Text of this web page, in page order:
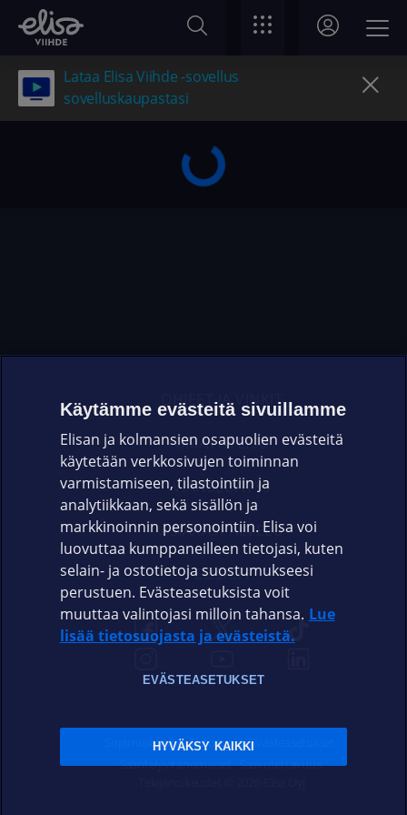
Lataa Elisa Viihde -sovellus
sovelluskaupastasi
OHJEET JA VINKIT
OMAYHTEISÖ
VIANSELVITYS
ASIAKASPALVELU
ELISA.FI
Sopimusehdot Tietosuoja Evästeasetukset
Sääntelyviranomaiset Saavutettavuus
Käytämme evästeitä sivuillamme
Elisan ja kolmansien osapuolien evästeitä
käytetään verkkosivujen toiminnan
varmistamiseen, tilastointiin ja
analytiikkaan, sekä sisällön ja
markkinoinnin personointiin. Elisa voi
luovuttaa kumppaneilleen tietojasi, kuten
selain- ja ostotietoja suostumukseesi
perustuen. Evästeasetuksista voit
muuttaa valintojasi milloin tahansa. Lue
lisää tietosuojasta ja evästeistä.
EVÄSTEASETUKSET
HYVÄKSY KAIKKI